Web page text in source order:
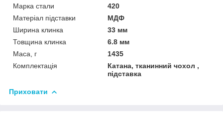
Марка стали
420
Матеріал підставки
МДФ
Ширина клинка
33 мм
Товщина клинка
6.8 мм
Маса, г
1435
Комплектація
Катана, тканинний чохол ,
підставка
Приховати